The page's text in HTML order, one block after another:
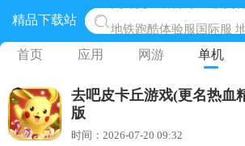
精品下载站
地铁跑酷体验服国际服
网易光遇手游正版 点亮
黎明觉醒生机腾讯正版
蛋仔派对下载 蛋仔派对
首页 应用 网游 单机
去吧皮卡丘游戏(更名热血
版
时间：2026-07-20 09:32